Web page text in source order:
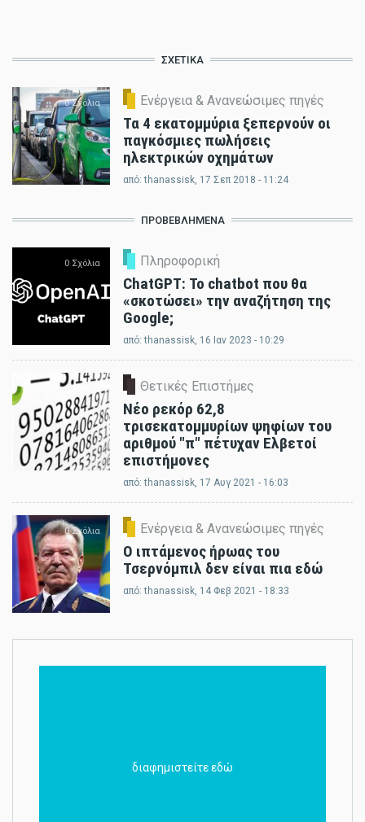
ΣΧΕΤΙΚΆ
0 Σχόλια Ενέργεια & Ανανεώσιμες πηγές
Τα 4 εκατομμύρια ξεπερνούν οι
παγκόσμιες πωλήσεις
ηλεκτρικών οχημάτων
από:thanassisk , 17 Σεπ 2018 - 11:24
ΠΡΟΒΕΒΛΗΜΈΝΑ
0 Σχόλια Πληροφορική
ChatGPT: Το chatbot που θα
«σκοτώσει» την αναζήτηση της
Google;
από:thanassisk , 16 Ιαν 2023 - 10:29
0 Σχόλια Θετικές Επιστήμες
Νέο ρεκόρ 62,8
τρισεκατομμυρίων ψηφίων του
αριθμού "π" πέτυχαν Ελβετοί
επιστήμονες
από:thanassisk , 17 Αυγ 2021 - 16:03
0 Σχόλια Ενέργεια & Ανανεώσιμες πηγές
Ο ιπτάμενος ήρωας του
Τσερνόμπιλ δεν είναι πια εδώ
από:thanassisk , 14 Φεβ 2021 - 18:33
διαφημιστείτε εδώ